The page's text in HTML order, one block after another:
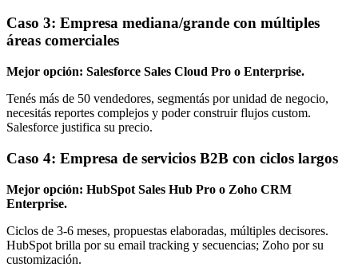
Caso 3: Empresa mediana/grande con múltiples
áreas comerciales
Mejor opción: Salesforce Sales Cloud Pro o Enterprise.
Tenés más de 50 vendedores, segmentás por unidad de negocio,
necesitás reportes complejos y poder construir flujos custom.
Salesforce justifica su precio.
Caso 4: Empresa de servicios B2B con ciclos largos
Mejor opción: HubSpot Sales Hub Pro o Zoho CRM
Enterprise.
Ciclos de 3-6 meses, propuestas elaboradas, múltiples decisores.
HubSpot brilla por su email tracking y secuencias; Zoho por su
customización.